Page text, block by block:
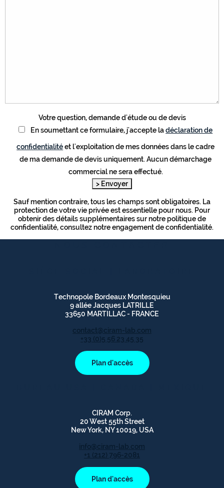
Votre question, demande d'étude ou de devis
En soumettant ce formulaire, j'accepte ladéclaration de
confidentialitéet l'exploitation de mes données dans le cadre
de ma demande de devis uniquement. Aucun démarchage
commercial ne sera effectué.
Sauf mention contraire, tous les champs sont obligatoires. La
protection de votre vie privée est essentielle pour nous. Pour
obtenir des détails supplémentaires sur notre politique de
confidentialité, consultez notre engagement de confidentialité.
Technopole Bordeaux Montesquieu
9 allée Jacques LATRILLE
33650 MARTILLAC - FRANCE
contact@ciram-lab.com
+33 (0)5 56 23 45 35
Plan d'accès
CIRAM Corp.
20 West 55th Street
New York, NY 10019, USA
info@ciram-lab.com
+1 (212) 796-2081
Plan d'accès